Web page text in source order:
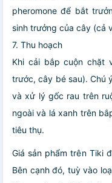
pheromone để bắt
sinh trưởng của cây (cả
7. Thu hoạch
Khi cải bắp cuộn chặt
trước, cây bé sau). Chú
và xử lý gốc rau trên
ngoài và lá xanh trên
tiêu thụ.
Giá sản phẩm trên Tiki
Bên cạnh đó, tuỳ vào